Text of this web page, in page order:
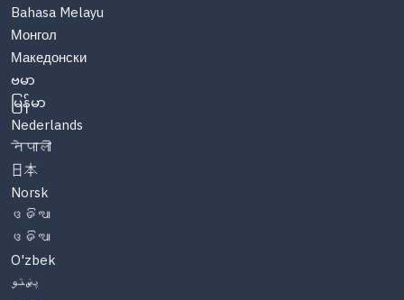
Bahasa Melayu
Монгол
Македонски
ဗမာ
မြန်မာ
Nederlands
नेपाली
日本
Norsk
ଓଡିଆ
ଓଡିଆ
O'zbek
پښتو